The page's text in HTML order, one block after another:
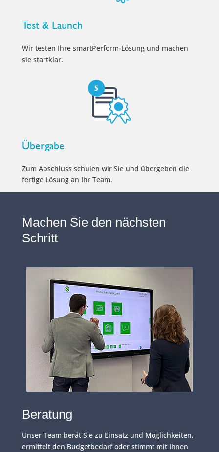
Test & Launch
Wir testen Ihre smartPerform-Lösung und machen
sie startklar.
Übergabe
Zum Abschluss schulen wir Sie und übergeben die
fertige Lösung an Ihr Team.
Machen Sie den nächsten
Schritt
Beratung
Unser Team berät Sie zu Einsatz und Möglichkeiten,
ermittelt den Budgetbedarf oder stimmt mit Ihnen